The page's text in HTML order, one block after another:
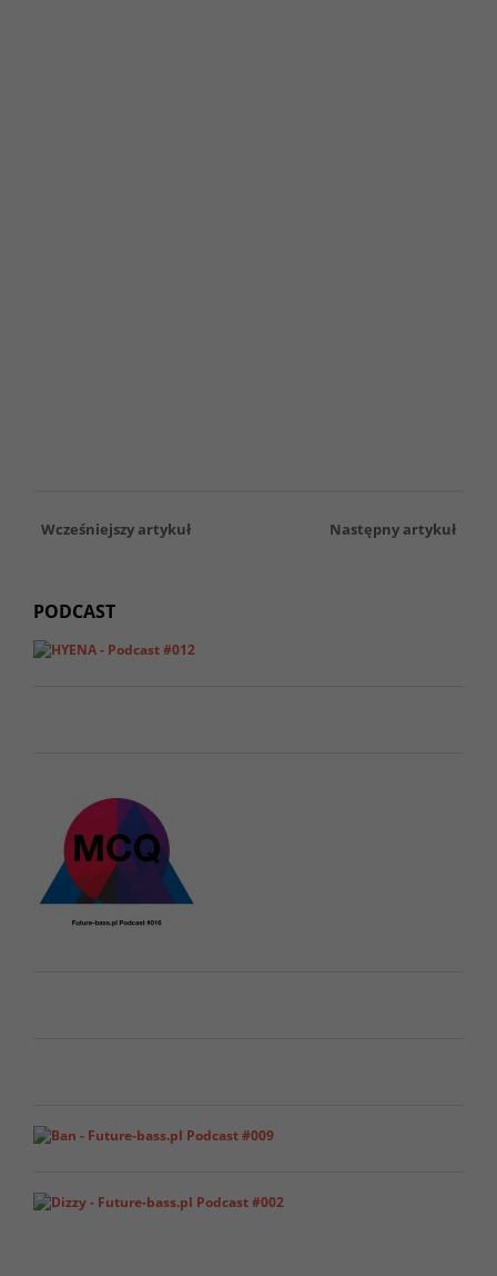
Wcześniejszy artykuł Następny artykuł
PODCAST